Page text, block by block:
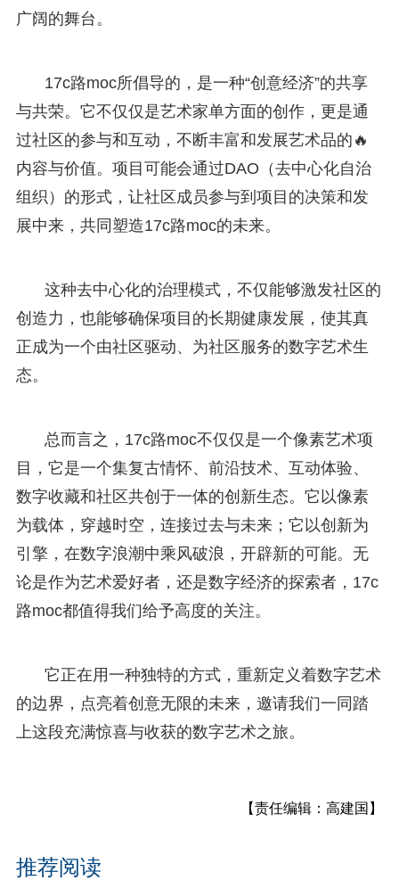
广阔的舞台。
17c路moc所倡导的，是一种“创意经济”的共享
与共荣。它不仅仅是艺术家单方面的创作，更是通
过社区的参与和互动，不断丰富和发展艺术品的🔥
内容与价值。项目可能会通过DAO（去中心化自治
组织）的形式，让社区成员参与到项目的决策和发
展中来，共同塑造17c路moc的未来。
这种去中心化的治理模式，不仅能够激发社区的
创造力，也能够确保项目的长期健康发展，使其真
正成为一个由社区驱动、为社区服务的数字艺术生
态。
总而言之，17c路moc不仅仅是一个像素艺术项
目，它是一个集复古情怀、前沿技术、互动体验、
数字收藏和社区共创于一体的创新生态。它以像素
为载体，穿越时空，连接过去与未来；它以创新为
引擎，在数字浪潮中乘风破浪，开辟新的可能。无
论是作为艺术爱好者，还是数字经济的探索者，17c
路moc都值得我们给予高度的关注。
它正在用一种独特的方式，重新定义着数字艺术
的边界，点亮着创意无限的未来，邀请我们一同踏
上这段充满惊喜与收获的数字艺术之旅。
【责任编辑：高建国】
推荐阅读